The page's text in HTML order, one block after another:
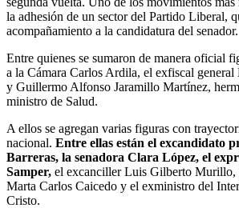
la adhesión de un sector del Partido Liberal,
acompañamiento a la candidatura del senador.
Entre quienes se sumaron de manera oficial
a la Cámara Carlos Ardila, el exfiscal
y Guillermo Alfonso Jaramillo Martínez,
ministro de Salud.
A ellos se agregan varias figuras con
nacional. Entre ellas están el excandidato
Barreras, la senadora Clara López, el
Samper, el excanciller Luis Gilberto Murillo,
Marta Carlos Caicedo y el exministro del
Cristo.